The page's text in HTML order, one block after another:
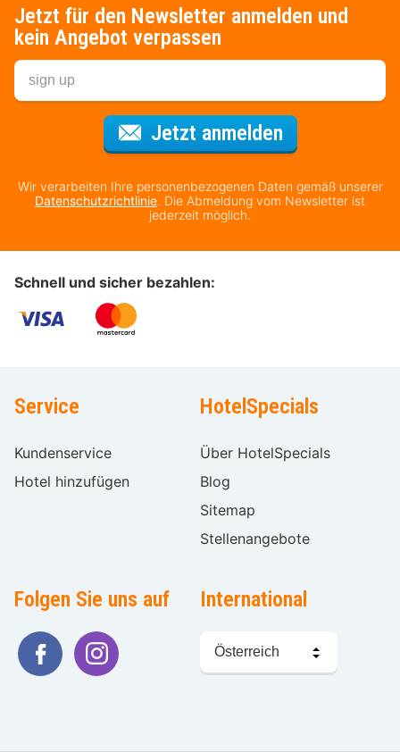
Jetzt für den Newsletter anmelden und
kein Angebot verpassen
Jetzt anmeldenFür den
Wir verarbeiten Ihre personenbezogenen Daten gemäß unserer
Datenschutzrichtlinie. Die Abmeldung vom Newsletter ist
jederzeit möglich.
Schnell und sicher bezahlen:
Service
Kundenservice
Hotel hinzufügen
HotelSpecials
Über HotelSpecials
Blog
Sitemap
Stellenangebote
Folgen Sie uns auf International
Sprache
wählen